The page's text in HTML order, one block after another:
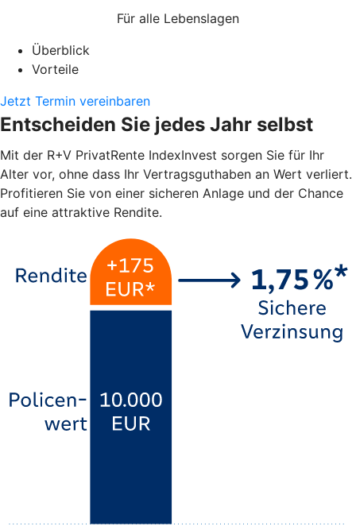
Für alle Lebenslagen
Überblick
Vorteile
Jetzt Termin vereinbaren
Entscheiden Sie jedes Jahr selbst
Mit der R+V PrivatRente IndexInvest sorgen Sie für Ihr
Alter vor, ohne dass Ihr Vertragsguthaben an Wert verliert.
Profitieren Sie von einer sicheren Anlage und der Chance
auf eine attraktive Rendite.